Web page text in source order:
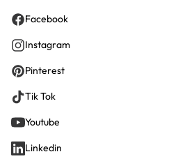
Facebook
Instagram
Pinterest
Tik Tok
Youtube
Linkedin